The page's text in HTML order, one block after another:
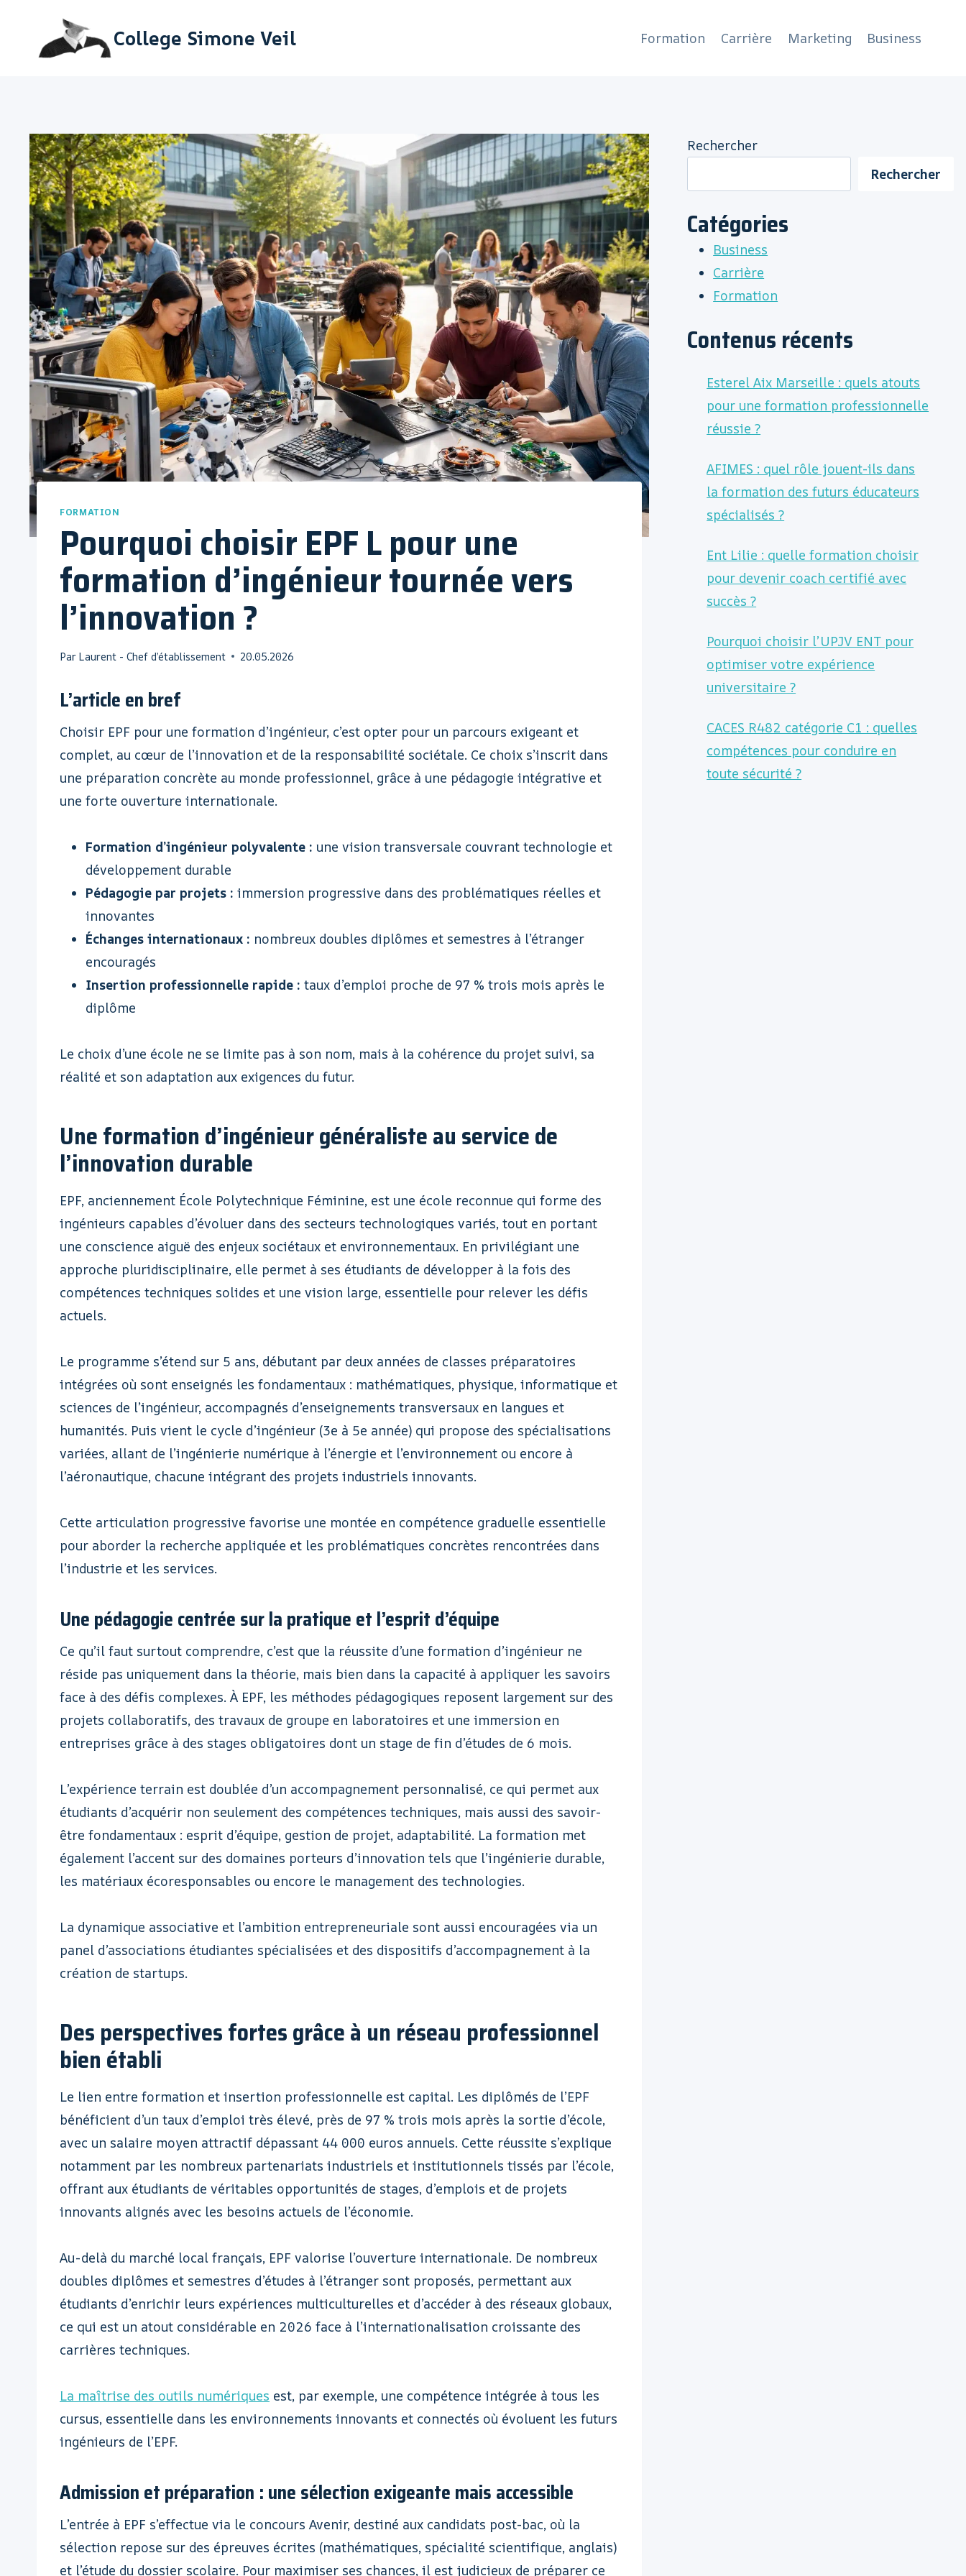
contenu
College Simone Veil Formation Carrière Marketing Business
FORMATION
Pourquoi choisir EPF L pour une
formation d’ingénieur tournée vers
l’innovation ?
Par Laurent - Chef d’établissement 20.05.2026
L’article en bref
Choisir EPF pour une formation d’ingénieur, c’est opter pour un parcours exigeant et
complet, au cœur de l’innovation et de la responsabilité sociétale. Ce choix s’inscrit dans
une préparation concrète au monde professionnel, grâce à une pédagogie intégrative et
une forte ouverture internationale.
Formation d’ingénieur polyvalente : une vision transversale couvrant technologie et
développement durable
Pédagogie par projets : immersion progressive dans des problématiques réelles et
innovantes
Échanges internationaux : nombreux doubles diplômes et semestres à l’étranger
encouragés
Insertion professionnelle rapide : taux d’emploi proche de 97 % trois mois après le
diplôme
Le choix d’une école ne se limite pas à son nom, mais à la cohérence du projet suivi, sa
réalité et son adaptation aux exigences du futur.
Une formation d’ingénieur généraliste au service de
l’innovation durable
EPF, anciennement École Polytechnique Féminine, est une école reconnue qui forme des
ingénieurs capables d’évoluer dans des secteurs technologiques variés, tout en portant
une conscience aiguë des enjeux sociétaux et environnementaux. En privilégiant une
approche pluridisciplinaire, elle permet à ses étudiants de développer à la fois des
compétences techniques solides et une vision large, essentielle pour relever les défis
actuels.
Le programme s’étend sur 5 ans, débutant par deux années de classes préparatoires
intégrées où sont enseignés les fondamentaux : mathématiques, physique, informatique et
sciences de l’ingénieur, accompagnés d’enseignements transversaux en langues et
humanités. Puis vient le cycle d’ingénieur (3e à 5e année) qui propose des spécialisations
variées, allant de l’ingénierie numérique à l’énergie et l’environnement ou encore à
l’aéronautique, chacune intégrant des projets industriels innovants.
Cette articulation progressive favorise une montée en compétence graduelle essentielle
pour aborder la recherche appliquée et les problématiques concrètes rencontrées dans
l’industrie et les services.
Une pédagogie centrée sur la pratique et l’esprit d’équipe
Ce qu’il faut surtout comprendre, c’est que la réussite d’une formation d’ingénieur ne
réside pas uniquement dans la théorie, mais bien dans la capacité à appliquer les savoirs
face à des défis complexes. À EPF, les méthodes pédagogiques reposent largement sur des
projets collaboratifs, des travaux de groupe en laboratoires et une immersion en
entreprises grâce à des stages obligatoires dont un stage de fin d’études de 6 mois.
L’expérience terrain est doublée d’un accompagnement personnalisé, ce qui permet aux
étudiants d’acquérir non seulement des compétences techniques, mais aussi des savoir-
être fondamentaux : esprit d’équipe, gestion de projet, adaptabilité. La formation met
également l’accent sur des domaines porteurs d’innovation tels que l’ingénierie durable,
les matériaux écoresponsables ou encore le management des technologies.
La dynamique associative et l’ambition entrepreneuriale sont aussi encouragées via un
panel d’associations étudiantes spécialisées et des dispositifs d’accompagnement à la
création de startups.
Des perspectives fortes grâce à un réseau professionnel
bien établi
Le lien entre formation et insertion professionnelle est capital. Les diplômés de l’EPF
bénéficient d’un taux d’emploi très élevé, près de 97 % trois mois après la sortie d’école,
avec un salaire moyen attractif dépassant 44 000 euros annuels. Cette réussite s’explique
notamment par les nombreux partenariats industriels et institutionnels tissés par l’école,
offrant aux étudiants de véritables opportunités de stages, d’emplois et de projets
innovants alignés avec les besoins actuels de l’économie.
Au-delà du marché local français, EPF valorise l’ouverture internationale. De nombreux
doubles diplômes et semestres d’études à l’étranger sont proposés, permettant aux
étudiants d’enrichir leurs expériences multiculturelles et d’accéder à des réseaux globaux,
ce qui est un atout considérable en 2026 face à l’internationalisation croissante des
carrières techniques.
La maîtrise des outils numériques est, par exemple, une compétence intégrée à tous les
cursus, essentielle dans les environnements innovants et connectés où évoluent les futurs
ingénieurs de l’EPF.
Admission et préparation : une sélection exigeante mais accessible
L’entrée à EPF s’effectue via le concours Avenir, destiné aux candidats post-bac, où la
sélection repose sur des épreuves écrites (mathématiques, spécialité scientifique, anglais)
et l’étude du dossier scolaire. Pour maximiser ses chances, il est judicieux de préparer ce
Rechercher
Rechercher
Catégories
Business
Carrière
Formation
Contenus récents
Esterel Aix Marseille : quels atouts
pour une formation professionnelle
réussie ?
AFIMES : quel rôle jouent-ils dans
la formation des futurs éducateurs
spécialisés ?
Ent Lilie : quelle formation choisir
pour devenir coach certifié avec
succès ?
Pourquoi choisir l’UPJV ENT pour
optimiser votre expérience
universitaire ?
CACES R482 catégorie C1 : quelles
compétences pour conduire en
toute sécurité ?